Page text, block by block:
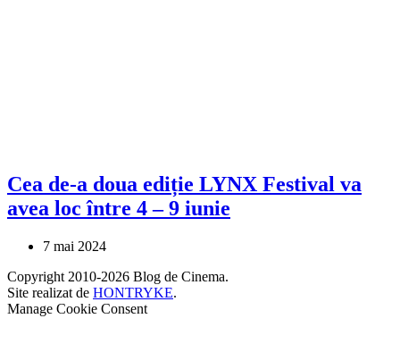
Cea de-a doua ediție LYNX Festival va
avea loc între 4 – 9 iunie
7 mai 2024
Copyright 2010-2026 Blog de Cinema.
Site realizat de HONTRYKE.
Manage Cookie Consent